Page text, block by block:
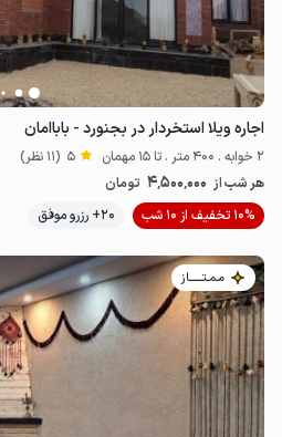
اجاره ویلا استخردار در بجنورد - باباامان
2 خوابه . 400 متر . تا 15 مهمان 5 (11 نظر)
هر شب از 4٬500٬000 تومان
10% تخفیف از 10 شب
20+ رزرو موفق
مـمـتــــــاز